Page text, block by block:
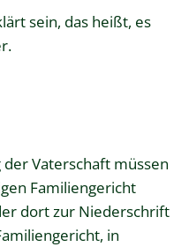
sein, das heißt, es
Vaterschaft müssen
Familiengericht
dort zur Niederschrift
in